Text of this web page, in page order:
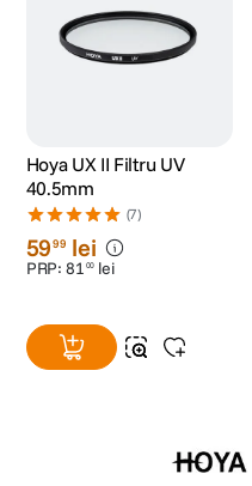
Hoya UX II Filtru UV
40.5mm
(7)
5999 lei
PRP: 81 00 lei